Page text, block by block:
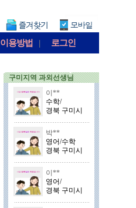
이용방법 | 로그인
구미지역 과외선생님
이**
수학/
경북 구미시
박**
영어/수학
경북 구미시
이**
영어/
경북 구미시